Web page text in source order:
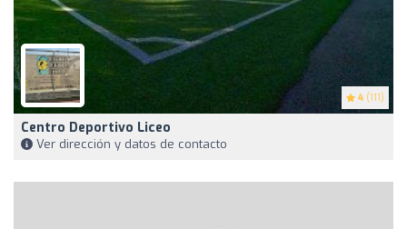
4 (111)
Centro Deportivo Liceo
Ver dirección y datos de contacto